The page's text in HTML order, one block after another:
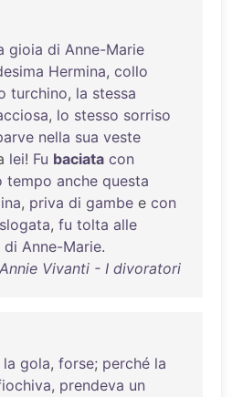
gioia di Anne-Marie
Hermina, collo
turchino, la stessa
, lo stesso sorriso
nella sua veste
lei! Fu baciata con
tempo anche questa
, priva di gambe e con
slogata, fu tolta alle
di Anne-Marie.
Annie Vivanti - I divoratori
la gola, forse; perché la
, prendeva un